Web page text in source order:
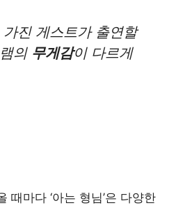
진 게스트가 출연할
의 무게감이 다르게
때마다 ‘아는 형님’은 다양한